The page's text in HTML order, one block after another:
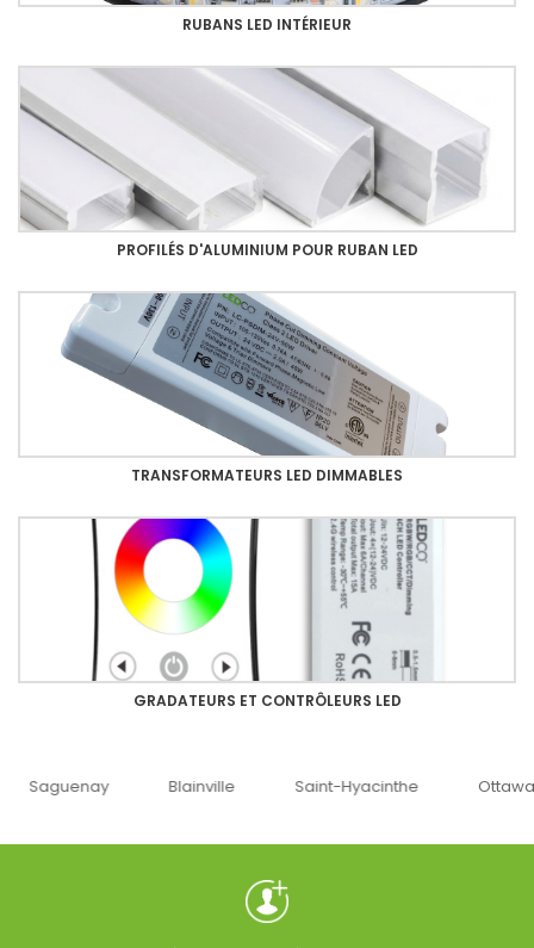
RUBANS LED INTÉRIEUR
PROFILÉS D'ALUMINIUM POUR RUBAN LED
TRANSFORMATEURS LED DIMMABLES
GRADATEURS ET CONTRÔLEURS LED
Blainville Saint-Hyacinthe Ottawa